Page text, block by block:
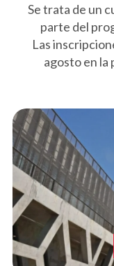
Se trata de un
parte del
Las
agosto en la